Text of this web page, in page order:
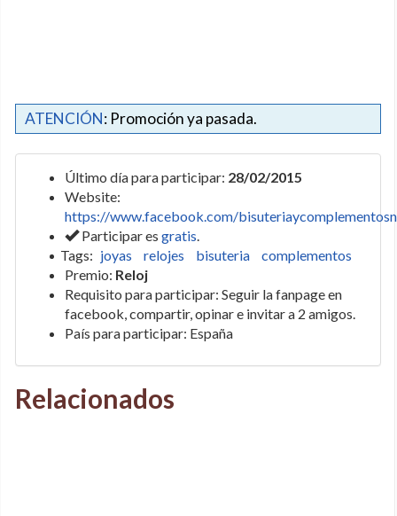
ATENCIÓN: Promoción ya pasada.
Último día para participar: 28/02/2015
Website:
https://www.facebook.com/
Participar es gratis.
Tags: joyas relojes bisuteria
complementos
Premio: Reloj
Requisito para participar: Seguir la fanpage en
facebook, compartir, opinar e invitar a 2 amigos.
País para participar: España
Relacionados